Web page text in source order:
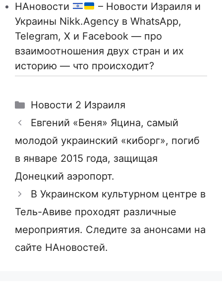
НАновости
– Новости Израиля и
Украины Nikk.Agency в WhatsApp,
Telegram, X и Facebook — про
взаимоотношения двух стран и их
историю — что происходит?
Рубрики
Новости 2 Израиля
Евгений «Беня» Яцина, самый
молодой украинский «киборг», погиб
в январе 2015 года, защищая
Донецкий аэропорт.
В Украинском культурном центре в
Тель-Авиве проходят различные
мероприятия. Следите за анонсами на
сайте НАновостей.